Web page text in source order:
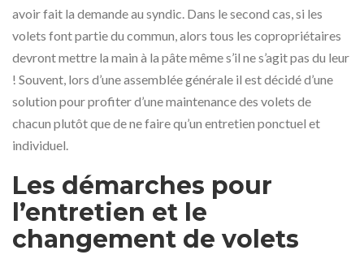
avoir fait la demande au syndic. Dans le second cas, si les
volets font partie du commun, alors tous les copropriétaires
devront mettre la main à la pâte même s’il ne s’agit pas du leur
! Souvent, lors d’une assemblée générale il est décidé d’une
solution pour profiter d’une maintenance des volets de
chacun plutôt que de ne faire qu’un entretien ponctuel et
individuel.
Les démarches pour
l’entretien et le
changement de volets